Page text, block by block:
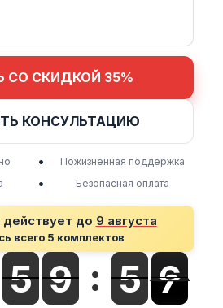
СО СКИДКОЙ 35%
КОНСУЛЬТАЦИЮ
•
Пожизненная поддержка
• Безопасная оплата
до 9 августа
всего 5 комплектов